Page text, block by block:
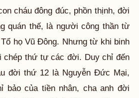
cháu đông đúc, phồn thịnh, đời
quán thế, là người công thần từ
họ Vũ Đông. Nhưng từ khi binh
chép thứ tự các đời. Duy chỉ đến
đời thứ 12 là Nguyễn Đức Mại,
bảo của tiền nhân, cha anh đời